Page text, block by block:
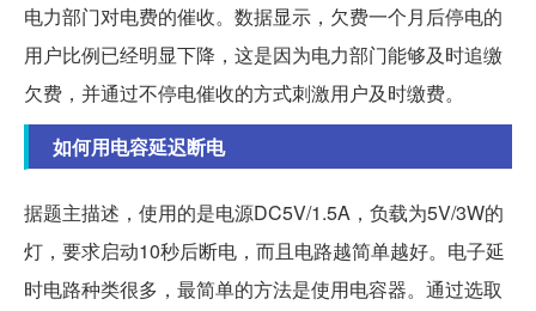
电力部门对电费的催收。数据显示，欠费一个月后停电的
用户比例已经明显下降，这是因为电力部门能够及时追缴
欠费，并通过不停电催收的方式刺激用户及时缴费。
如何用电容延迟断电
据题主描述，使用的是电源DC5V/1.5A，负载为5V/3W的
灯，要求启动10秒后断电，而且电路越简单越好。电子延
时电路种类很多，最简单的方法是使用电容器。通过选取